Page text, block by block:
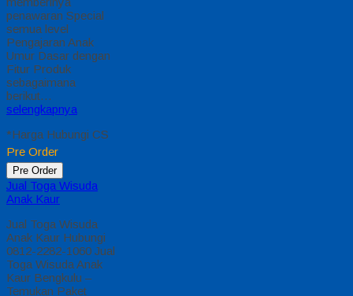
2017 terbaru ini…
selengkapnya
*Harga Hubungi CS
Tersedia
Hubungi Kami
Jual Toga Wisuda
Anak Labuhan Batu